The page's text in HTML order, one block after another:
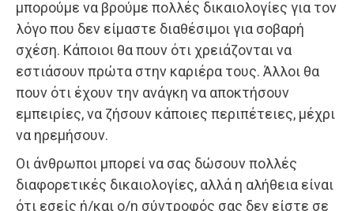
μπορούμε να βρούμε πολλές δικαιολογίες για τον
λόγο που δεν είμαστε διαθέσιμοι για σοβαρή
σχέση. Κάποιοι θα πουν ότι χρειάζονται να
εστιάσουν πρώτα στην καριέρα τους. Άλλοι θα
πουν ότι έχουν την ανάγκη να αποκτήσουν
εμπειρίες, να ζήσουν κάποιες περιπέτειες, μέχρι
να ηρεμήσουν.
Οι άνθρωποι μπορεί να σας δώσουν πολλές
διαφορετικές δικαιολογίες, αλλά η αλήθεια είναι
ότι εσείς ή/και ο/η σύντροφός σας δεν είστε σε